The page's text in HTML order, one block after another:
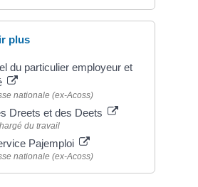
plus
du particulier employeur et
nationale (ex-Acoss)
Dreets et des Deets
du travail
Pajemploi
nationale (ex-Acoss)